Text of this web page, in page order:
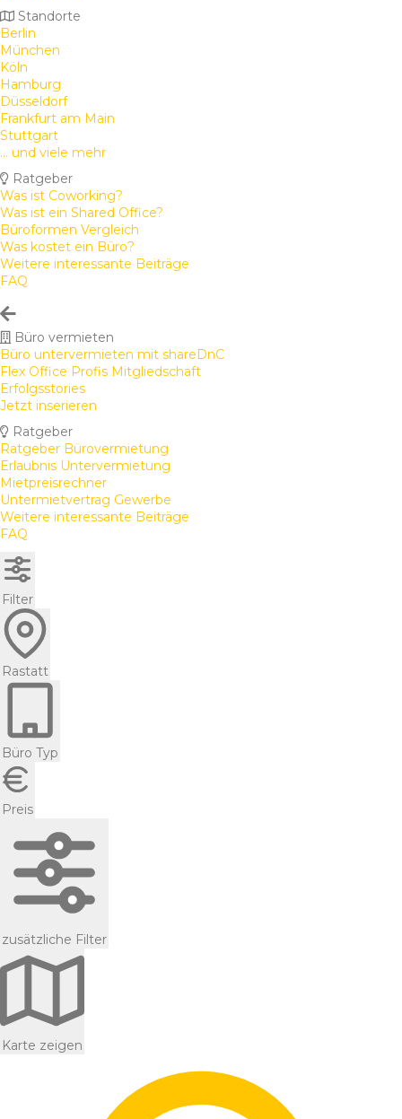
Standorte
Berlin
München
Köln
Hamburg
Düsseldorf
Frankfurt am Main
Stuttgart
... und viele mehr
Ratgeber
Was ist Coworking?
Was ist ein Shared Office?
Büroformen Vergleich
Was kostet ein Büro?
Weitere interessante Beiträge
FAQ
Büro vermieten
Büro untervermieten mit shareDnC
Flex Office Profis Mitgliedschaft
Erfolgsstories
Jetzt inserieren
Ratgeber
Ratgeber Bürovermietung
Erlaubnis Untervermietung
Mietpreisrechner
Untermietvertrag Gewerbe
Weitere interessante Beiträge
FAQ
Filter
Rastatt
Büro Typ
Preis
zusätzliche Filter
Karte zeigen